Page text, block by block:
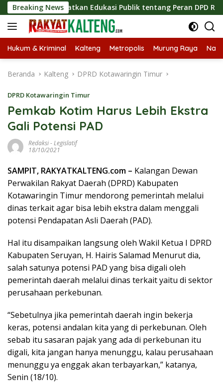
Langsung
ke
konten
Breaking NewsEdukasi Publik tentang Peran DPD RI
Hukum & Kriminal Kalteng Metropolis Murung Raya
Beranda Kalteng DPRD Kotawaringin Timur
DPRD Kotawaringin Timur
Pemkab Kotim Harus Lebih Ekstra
Gali Potensi PAD
Redaksi-Legislatif
18/10/2021
SAMPIT, RAKYATKALTENG.com – Kalangan Dewan
Perwakilan Rakyat Daerah (DPRD) Kabupaten
Kotawaringin Timur mendorong pemerintah melalui
dinas terkait agar bisa lebih ekstra dalam menggali
potensi Pendapatan Asli Daerah (PAD).
Hal itu disampaikan langsung oleh Wakil Ketua I DPRD
Kabupaten Seruyan, H. Hairis Salamad Menurut dia,
salah satunya potensi PAD yang bisa digali oleh
pemerintah daerah melalui dinas terkait yaitu di sektor
perusahaan perkebunan.
“Sebetulnya jika pemerintah daerah ingin bekerja
keras, potensi andalan kita yang di perkebunan. Oleh
sebab itu sasaran pajak yang ada di perkebunan itu
digali, kita jangan hanya menunggu, kalau perusahaan
menunggu ya enggak akan terbayarkan,” katanya,
Senin (18/10).